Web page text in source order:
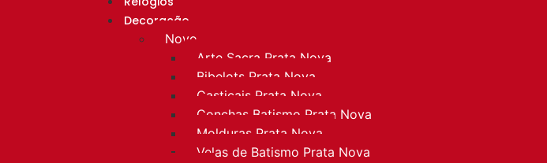
Decoração
Novo
Arte Sacra Prata Nova
Bibelots Prata Nova
Castiçais Prata Nova
Conchas Batismo Prata Nova
Molduras Prata Nova
Velas de Batismo Prata Nova